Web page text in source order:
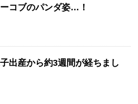
コブのパンダ姿…！
出産から約3週間が経ちまし